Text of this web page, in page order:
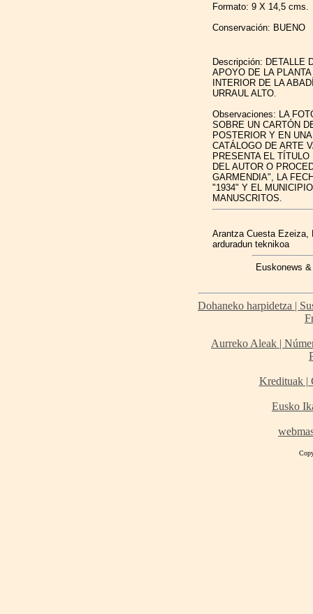
Formato: 9 X 14,5 cms.
Conservación: BUENO
Descripción: DETALLE
APOYO DE LA
INTERIOR DE LA
URRAUL ALTO.
Observaciones: LA
SOBRE UN CARTÓN
POSTERIOR Y EN
CATÁLOGO DE ARTE
PRESENTA EL
DEL AUTOR O
GARMENDIA", LA
"1934" Y EL
MANUSCRITOS.
Arantza Cuesta Ezeiza,
arduradun teknikoa
Euskonews
Dohaneko harpidetza |
Aurreko Aleak |
Kredituak |
Eusko